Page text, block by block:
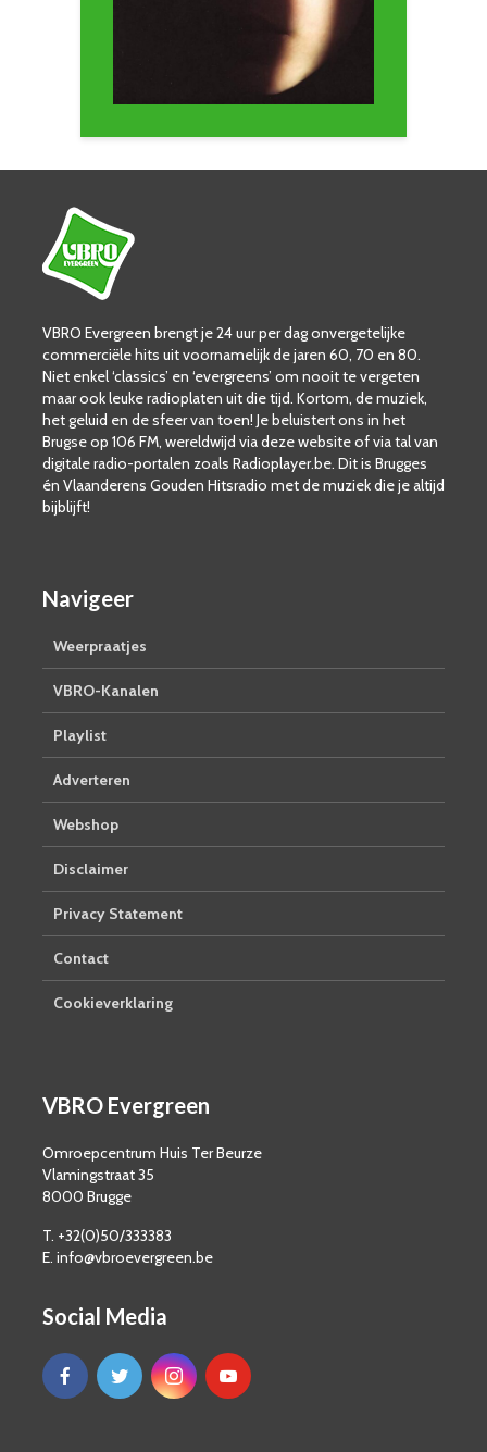
VBRO Evergreen brengt je 24 uur per dag onvergetelijke
commerciële hits uit voornamelijk de jaren 60, 70 en 80.
Niet enkel ‘classics’ en ‘evergreens’ om nooit te vergeten
maar ook leuke radioplaten uit die tijd. Kortom, de muziek,
het geluid en de sfeer van toen! Je beluistert ons in het
Brugse op 106 FM, wereldwijd via deze website of via tal van
digitale radio-portalen zoals Radioplayer.be. Dit is Brugges
én Vlaanderens Gouden Hitsradio met de muziek die je altijd
bijblijft!
Navigeer
Weerpraatjes
VBRO-Kanalen
Playlist
Adverteren
Webshop
Disclaimer
Privacy Statement
Contact
Cookieverklaring
VBRO Evergreen
Omroepcentrum Huis Ter Beurze
Vlamingstraat 35
8000 Brugge
T. +32(0)50/333383
E. info@vbroevergreen.be
Social Media